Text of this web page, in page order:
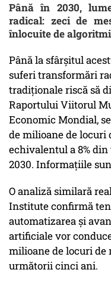
Până în 2030,
radical: zeci de
înlocuite de
Până la sfârșitul
suferi transformări
tradiționale riscă să
Raportului Viitorul
Economic Mondial,
de milioane de locuri
echivalentul a 8%
2030. Informațiile
O analiză similară
Institute confirmă
automatizarea și
artificiale vor
milioane de locuri de
următorii cinci ani.